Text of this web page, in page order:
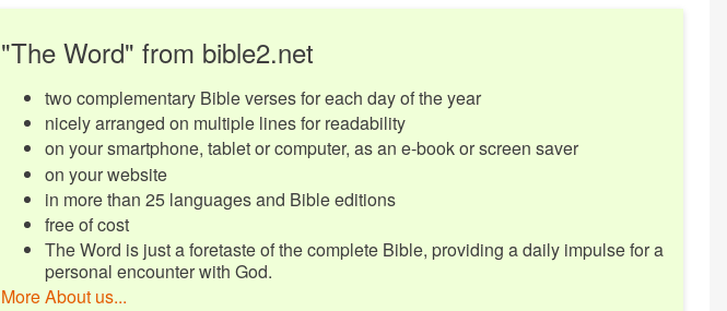
"The Word" from bible2.net
two complementary Bible verses for each day of the year
nicely arranged on multiple lines for readability
on your smartphone, tablet or computer, as an e-book or screen saver
on your website
in more than 25 languages and Bible editions
free of cost
The Word is just a foretaste of the complete Bible, providing a daily impulse for a
personal encounter with God.
More About us...